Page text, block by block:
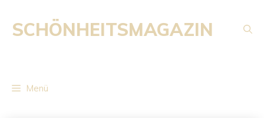
Inhalt
springen
SCHÖNHEITSMAGAZIN
Menü